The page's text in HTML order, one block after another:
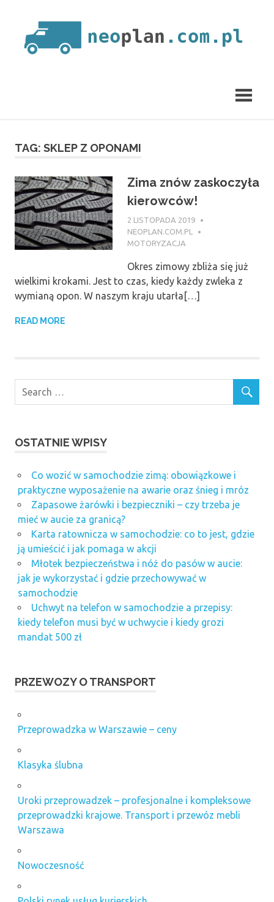
content
TAG: SKLEP Z OPONAMI
Zima znów zaskoczyła
kierowców!
2 LISTOPADA 2019
NEOPLAN.COM.PL
MOTORYZACJA
Okres zimowy zbliża się już
wielkimi krokami. Jest to czas, kiedy każdy zwleka z
wymianą opon. W naszym kraju utarła[…]
READ MORE
OSTATNIE WPISY
Co wozić w samochodzie zimą: obowiązkowe i
praktyczne wyposażenie na awarie oraz śnieg i mróz
Zapasowe żarówki i bezpieczniki – czy trzeba je
mieć w aucie za granicą?
Karta ratownicza w samochodzie: co to jest, gdzie
ją umieścić i jak pomaga w akcji
Młotek bezpieczeństwa i nóż do pasów w aucie:
jak je wykorzystać i gdzie przechowywać w
samochodzie
Uchwyt na telefon w samochodzie a przepisy:
kiedy telefon musi być w uchwycie i kiedy grozi
mandat 500 zł
PRZEWOZY O TRANSPORT
Przeprowadzka w Warszawie – ceny
Klasyka ślubna
Uroki przeprowadzek – profesjonalne i kompleksowe
przeprowadzki krajowe. Transport i przewóz mebli
Warszawa
Nowoczesność